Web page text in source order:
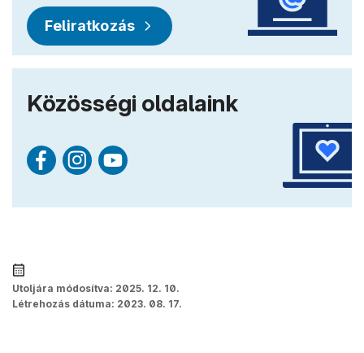
Feliratkozás
Közösségi oldalaink
Utoljára módosítva: 2025. 12. 10.
Létrehozás dátuma: 2023. 08. 17.